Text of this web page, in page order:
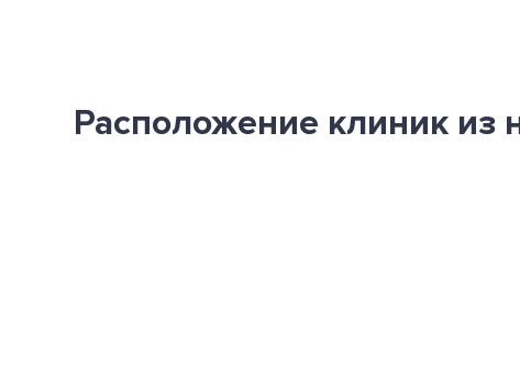
Расположение клиник из